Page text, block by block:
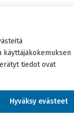
käyttäjäkokemuksen
tiedot ovat
Hyväksy evästeet